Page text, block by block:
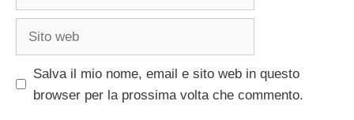
Salva il mio nome, email e sito web in questo
browser per la prossima volta che commento.